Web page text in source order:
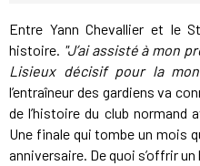
Entre Yann Chevallier et le
histoire. "J’ai assisté à mon
Lisieux décisif pour la
l’entraîneur des gardiens va
de l’histoire du club normand
Une finale qui tombe un mois
anniversaire. De quoi s’offrir